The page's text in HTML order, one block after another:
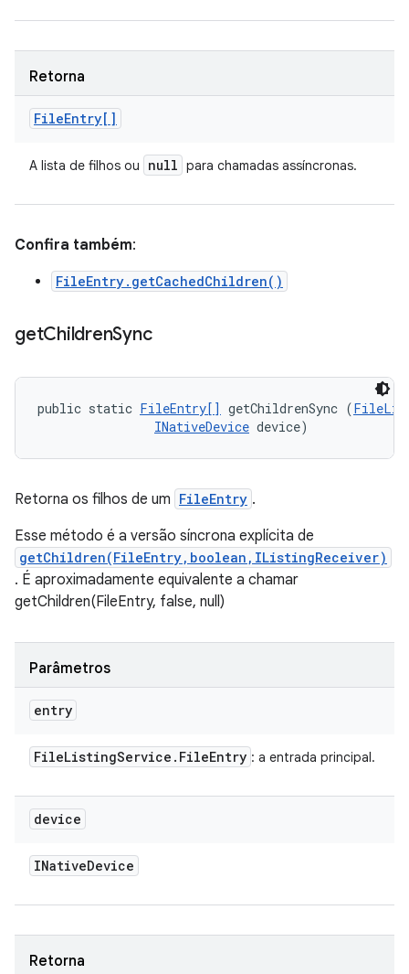
Retorna
FileEntry[]
A lista de filhos ou null para chamadas assíncronas.
Confira também:
FileEntry.getCachedChildren()
getChildrenSync
public static FileEntry[] getChildrenSync (
INativeDevice device)
Retorna os filhos de um FileEntry .
Esse método é a versão síncrona explícita de
getChildren(FileEntry,boolean,IListingReceiver)
. É aproximadamente equivalente a chamar
getChildren(FileEntry, false, null)
Parâmetros
entry
FileListingService . FileEntry : a entrada principal.
device
INativeDevice
Retorna